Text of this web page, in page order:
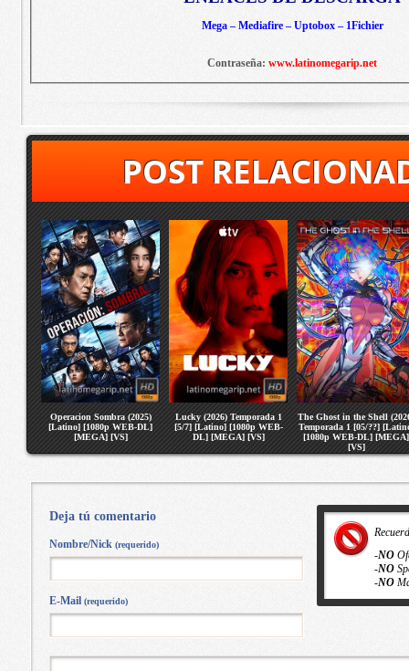
Mega – Mediafire – Uptobox – 1Fichier
Contraseña: www.latinomegarip.net
POST
Operacion Sombra (2025)
[Latino] [1080p WEB-DL]
[MEGA] [VS]
Lucky (2026) Temporada 1
[5/7] [Latino] [1080p WEB-
DL] [MEGA] [VS]
The Ghost in the Shell
Temporada 1 [05/??]
[1080p WEB-DL] [MEGA]
[VS]
-NO
-NO
-NO
Deja tú comentario
Nombre/Nick (requerido)
E-Mail (requerido)